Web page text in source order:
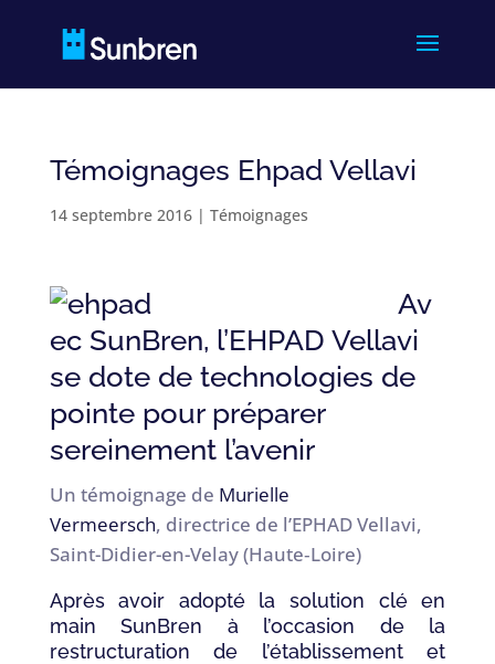
Témoignages Ehpad Vellavi
14 septembre 2016| Témoignages
Av
ec SunBren, l’EHPAD Vellavi
se dote de technologies de
pointe pour préparer
sereinement l’avenir
Un témoignage de Murielle
Vermeersch, directrice de l’EPHAD Vellavi,
Saint-Didier-en-Velay (Haute‑Loire)
Après avoir adopté la solution clé en
main SunBren à l’occasion de la
restructuration de l’établissement et